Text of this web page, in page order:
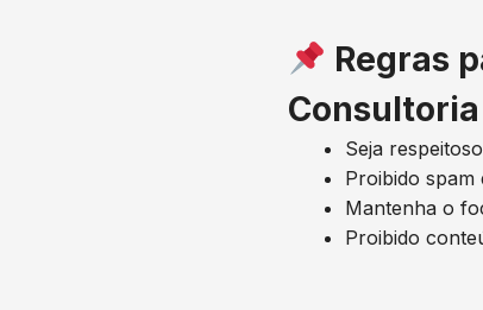
Regras
Seja
Proibido spam
Mantenha o
Proibido